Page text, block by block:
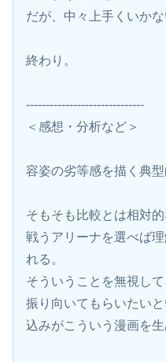
だが、中々上手くいかな
終わり。
------------------------------
＜感想・分析など＞
容姿の劣等感を描く典型
そもそも比較とは相対的
戦うアリーナを選べば
れる。
そういうことを無視し
振り向いてもらいたい
込みがこういう漫画を生